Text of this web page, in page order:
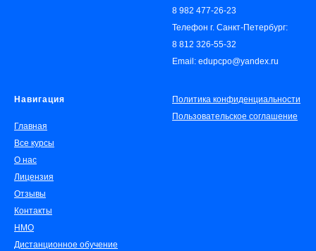
8 982 477-26-23
Телефон г. Санкт-Петербург:
8 812 326-55-32
Email: edupcpo@yandex.ru
Навигация
Главная
Все курсы
О нас
Лицензия
Отзывы
Контакты
НМО
Дистанционное обучение
Политика конфиденциальности
Пользовательское соглашение